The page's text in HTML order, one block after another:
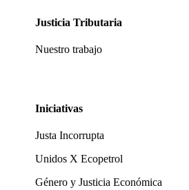
Justicia Tributaria
Nuestro trabajo
Iniciativas
Justa Incorrupta
Unidos X Ecopetrol
Género y Justicia Económica